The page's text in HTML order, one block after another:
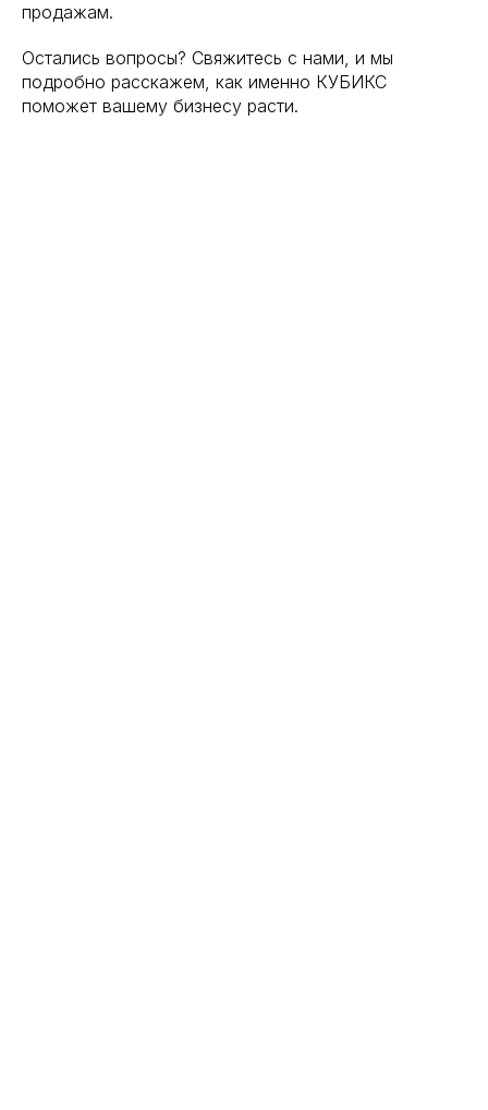
продажам.
Остались вопросы? Свяжитесь с нами, и мы
подробно расскажем, как именно КУБИКС
поможет вашему бизнесу расти.